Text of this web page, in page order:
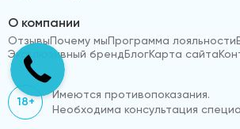
О компании
ОтзывыПочему мыПрограмма лояльности
Эксклюзивный брендБлогКарта сайта
18+
Имеются противопоказания.
Необходима консультация